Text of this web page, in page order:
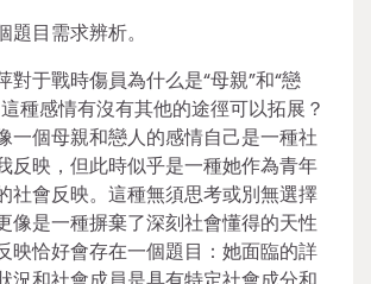
題目需求辨析。
對于戰時傷員為什么是“母親”和“戀
種感情有沒有其他的途徑可以拓展？
一個母親和戀人的感情自己是一種社
反映，但此時似乎是一種她作為青年
社會反映。這種無須思考或別無選擇
像是一種摒棄了深刻社會懂得的天性
映恰好會存在一個題目：她面臨的詳